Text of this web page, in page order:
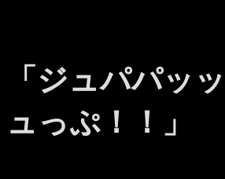
「ジュパパ
ュっぷ！！」